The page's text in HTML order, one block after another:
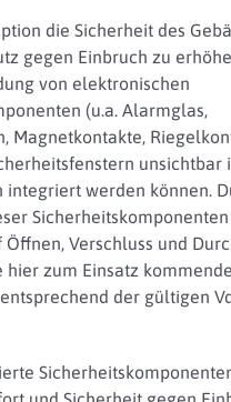
die Sicherheit des
gegen Einbruch zu
von elektronischen
(u.a. Alarmglas,
Magnetkontakte,
unsichtbar
integriert werden können.
Öffnen, Verschluss und
hier zum Einsatz
der gültigen